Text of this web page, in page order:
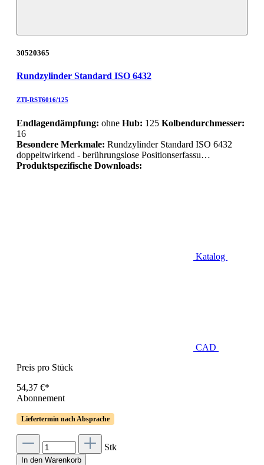
30520365
Rundzylinder Standard ISO 6432
ZTI-RST6016/125
Endlagendämpfung: ohne Hub: 125 Kolbendurchmesser:
16
Besondere Merkmale: Rundzylinder Standard ISO 6432
doppeltwirkend - berührungslose Positionserfassu…
Produktspezifische Downloads:
Katalog
CAD
Preis pro Stück
54,37 €*
Abonnement
Liefertermin nach Absprache
Stk
In den Warenkorb